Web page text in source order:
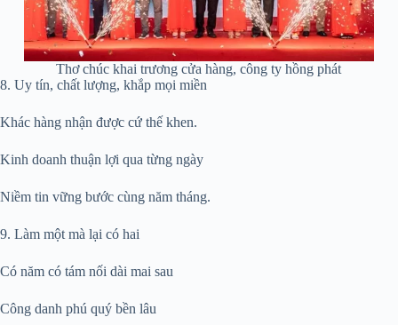
Thơ chúc khai trương cửa hàng, công ty hồng phát
8. Uy tín, chất lượng, khắp mọi miền
Khác hàng nhận được cứ thế khen.
Kinh doanh thuận lợi qua từng ngày
Niềm tin vững bước cùng năm tháng.
9. Làm một mà lại có hai
Có năm có tám nối dài mai sau
Công danh phú quý bền lâu